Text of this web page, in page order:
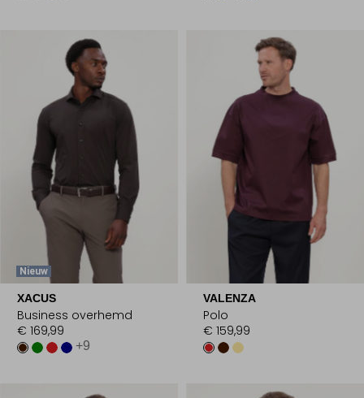
Nieuw
XACUS
Business overhemd
€ 169,99
+9
VALENZA
Polo
€ 159,99